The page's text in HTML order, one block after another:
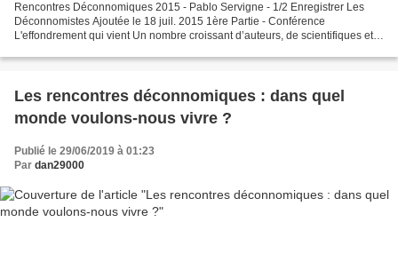
Rencontres Déconnomiques 2015 - Pablo Servigne - 1/2 Enregistrer Les
Déconnomistes Ajoutée le 18 juil. 2015 1ère Partie - Conférence
L'effondrement qui vient Un nombre croissant d’auteurs, de scientifiques et
Les rencontres déconnomiques : dans quel
monde voulons-nous vivre ?
Publié le 29/06/2019 à 01:23
Par dan29000